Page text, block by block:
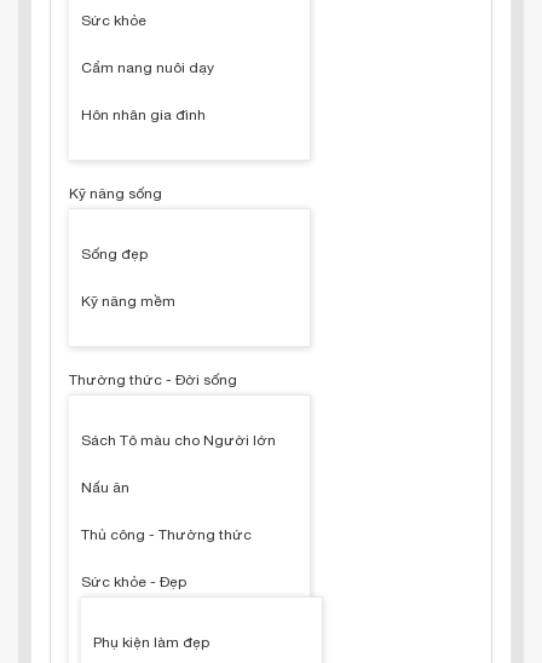
Sức khỏe
Cẩm nang nuôi dạy
Hôn nhân gia đình
Kỹ năng sống
Sống đẹp
Kỹ năng mềm
Thường thức - Đời sống
Sách Tô màu cho Người lớn
Nấu ăn
Thủ công - Thường thức
Sức khỏe - Đẹp
Phụ kiện làm đẹp